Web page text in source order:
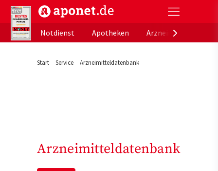
aponet.de - Das offizielle Gesundheitsportal der
Notdienst
Apotheken
Start Service Arzneimitteldatenbank
Arzneimitteldatenbank